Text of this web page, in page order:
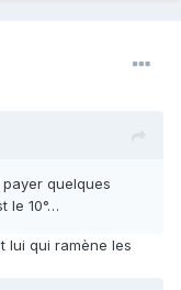
quelques
le 10°…
lui qui ramène les